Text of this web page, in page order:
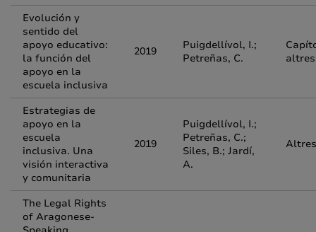
Evolución y
sentido del
apoyo educativo:
la función del
apoyo en la
escuela inclusiva
2019
Puigdellívol, I.;
Petreñas, C.
Estrategias de
apoyo en la
escuela
inclusiva. Una
visión interactiva
y comunitaria
2019
Puigdellívol, I.;
Petreñas, C.;
Siles, B.; Jardí,
A.
The Legal Rights
of Aragonese-